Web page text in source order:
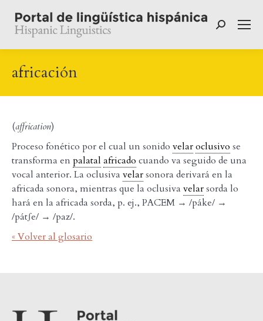
Buscar:
africación
(affrication)
Proceso fonético por el cual un sonido velaroclusivo se
transforma enpalatal africado cuando va seguido de una
vocal anterior. La oclusiva velarsonora derivará en la
africada sonora, mientras que la oclusiva velarsorda lo
hará en la africada sorda, p. ej., PACEM → /páke/ →
/pátʃe/ → /paz/.
« Volver al glosario